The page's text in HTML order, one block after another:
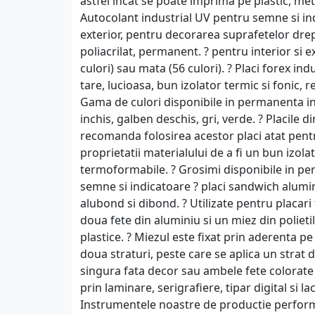
Autocolant industrial UV pentru semne si
exterior, pentru decorarea suprafetelor
poliacrilat, permanent. ? pentru interior si
culori) sau mata (56 culori). ? Placi forex
tare, lucioasa, bun izolator termic si fonic,
Gama de culori disponibile in permanenta
inchis, galben deschis, gri, verde. ? Placile
recomanda folosirea acestor placi atat
proprietatii materialului de a fi un bun
termoformabile. ? Grosimi disponibile in
semne si indicatoare ? placi sandwich
alubond si dibond. ? Utilizate pentru
doua fete din aluminiu si un miez din
plastice. ? Miezul este fixat prin aderenta
doua straturi, peste care se aplica un strat
singura fata decor sau ambele fete
prin laminare, serigrafiere, tipar digital si
Instrumentele noastre de productie